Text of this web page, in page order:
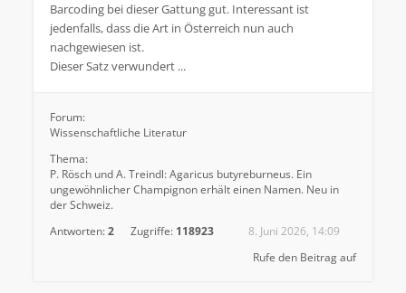
Barcoding bei dieser Gattung gut. Interessant ist
jedenfalls, dass die Art in Österreich nun auch
nachgewiesen ist.
Dieser Satz verwundert ...
Forum:
Wissenschaftliche Literatur
Thema:
P. Rösch und A. Treindl: Agaricus butyreburneus. Ein
ungewöhnlicher Champignon erhält einen Namen. Neu in
der Schweiz.
Antworten:2 Zugriffe: 118923
8. Juni 2026, 14:09
Rufe den Beitrag auf